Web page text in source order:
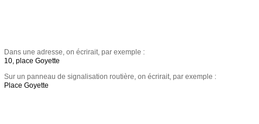
Dans une adresse, on écrirait, par exemple :
10, place Goyette
Sur un panneau de signalisation routière, on écrirait, par exemple :
Place Goyette